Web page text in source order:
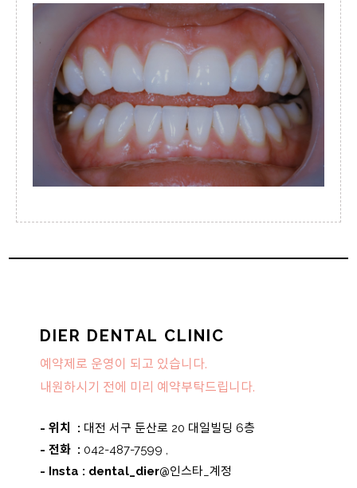
DIER DENTAL CLINIC
예약제로 운영이 되고 있습니다.
내원하시기 전에 미리 예약부탁드립니다.
- 위치 : 대전 서구 둔산로 20 대일빌딩 6층
- 전화 : 042-487-7599 ,
- Insta : dental_dier@인스타_계정